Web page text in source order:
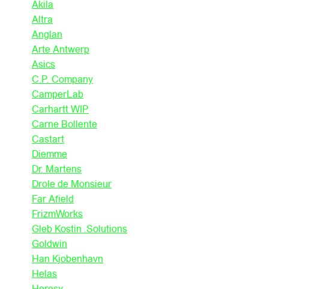
Akila
Altra
Anglan
Arte Antwerp
Asics
C.P. Company
CamperLab
Carhartt WIP
Carne Bollente
Castart
Diemme
Dr. Martens
Drole de Monsieur
Far Afield
FrizmWorks
Gleb Kostin .Solutions
Goldwin
Han Kjobenhavn
Helas